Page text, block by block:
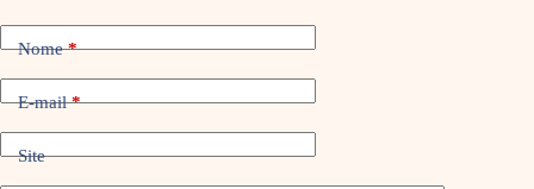
Nome*
E-mail*
Site